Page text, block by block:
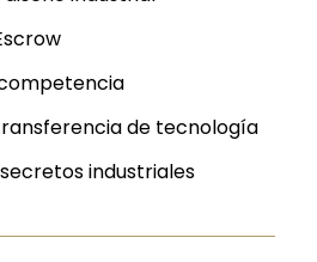
de tecnología
industriales